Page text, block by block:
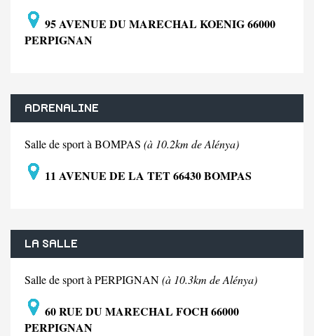
95 AVENUE DU MARECHAL KOENIG 66000
PERPIGNAN
ADRENALINE
Salle de sport à BOMPAS (à 10.2km de Alénya)
11 AVENUE DE LA TET 66430 BOMPAS
LA SALLE
Salle de sport à PERPIGNAN(à 10.3km de Alénya)
60 RUE DU MARECHAL FOCH 66000
PERPIGNAN